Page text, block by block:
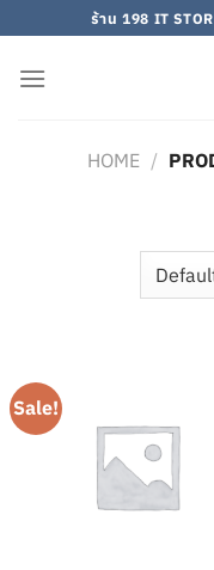
to
content
ร้าน 198 IT
HOME /
Sale!